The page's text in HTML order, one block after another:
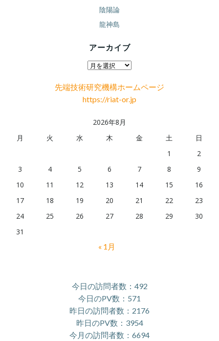
陰陽論
龍神島
アーカイブ
ア
カ
イ
先端技術研究機構ホームページ
https://riat-or.jp
2026年8月
月
火 水 木 金 土
日
1
2
3
4 5 6 7 8
9
10
11 12 13 14 15
16
17
18 19 20 21 22
23
24
25 26 27 28 29
30
31
« 1月
今日の訪問者数：492
今日のPV数：571
昨日の訪問者数：2176
昨日のPV数：3954
今月の訪問者数：6694